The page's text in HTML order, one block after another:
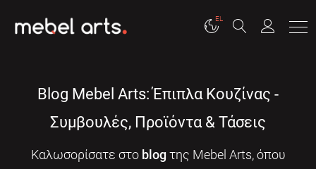
EL
Blog Mebel Arts: Έπιπλα Κουζίνας -
Συμβουλές, Προϊόντα & Τάσεις
Καλωσορίσατε στο blogτης Mebel Arts, όπου